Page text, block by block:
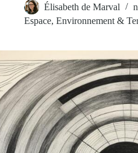
Élisabeth de Marval
Espace, Environnement &